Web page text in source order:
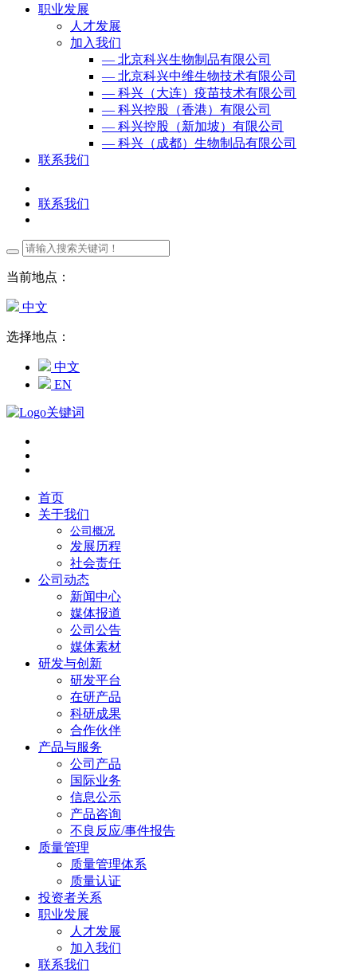
职业发展
人才发展
加入我们
— 北京科兴生物制品有限公司
— 北京科兴中维生物技术有限公司
— 科兴（大连）疫苗技术有限公司
— 科兴控股（香港）有限公司
— 科兴控股（新加坡）有限公司
— 科兴（成都）生物制品有限公司
联系我们
联系我们
当前地点：
中文
选择地点：
中文
EN
首页
关于我们
公司概况
发展历程
社会责任
公司动态
新闻中心
媒体报道
公司公告
媒体素材
研发与创新
研发平台
在研产品
科研成果
合作伙伴
产品与服务
公司产品
国际业务
信息公示
产品咨询
不良反应/事件报告
质量管理
质量管理体系
质量认证
投资者关系
职业发展
人才发展
加入我们
联系我们